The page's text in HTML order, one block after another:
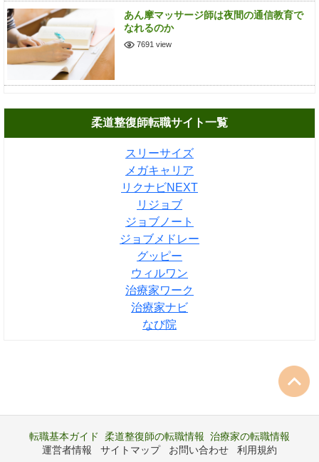
あん摩マッサージ師は夜間の通信教育で
なれるのか
7691 view
柔道整復師転職サイト一覧
スリーサイズ
メガキャリア
リクナビNEXT
リジョブ
ジョブノート
ジョブメドレー
グッピー
ウィルワン
治療家ワーク
治療家ナビ
なび院
転職基本ガイド 柔道整復師の転職情報 治療家の転職情報
運営者情報
サイトマップ お問い合わせ 利用規約